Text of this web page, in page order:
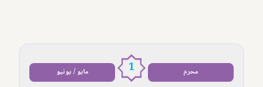
محرم 1 مايو / يونيو